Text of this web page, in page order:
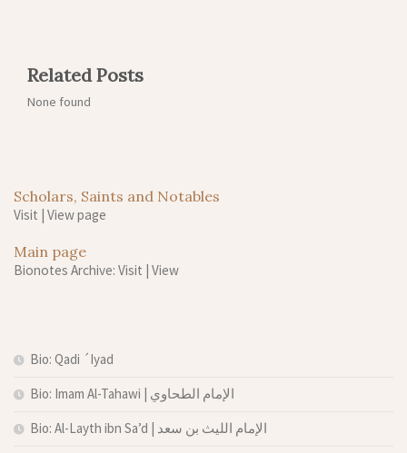
Related Posts
None found
Scholars, Saints and Notables
Visit | View page
Main page
Bionotes Archive: Visit | View
Bio: Qadi ´Iyad
Bio: Imam Al-Tahawi | الإمام الطحاوي
Bio: Al-Layth ibn Sa’d | الإمام الليث بن سعد